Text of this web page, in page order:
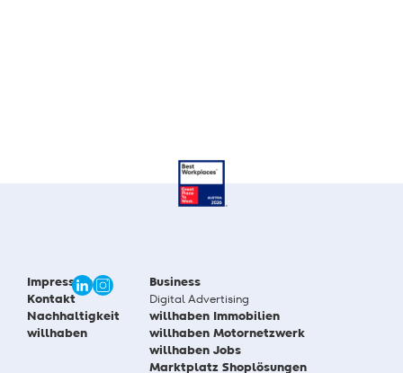
Impressum
Kontakt
Nachhaltigkeit
willhaben
Business
Digital Advertising
willhaben Immobilien
willhaben Motornetzwerk
willhaben Jobs
Marktplatz Shoplösungen